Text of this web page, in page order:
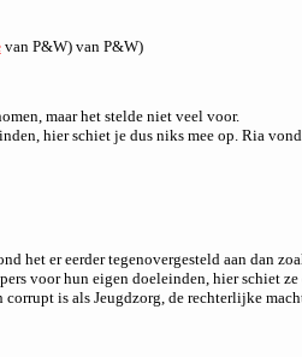
van P&W) van P&W)
maar het stelde niet veel voor.
hier schiet je dus niks mee op. Ria
het er eerder tegenovergesteld aan dan
voor hun eigen doeleinden, hier schiet
corrupt is als Jeugdzorg, de rechterlijke